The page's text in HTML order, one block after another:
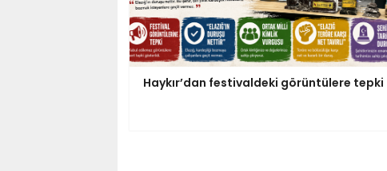
Haykır’dan festivaldeki görüntülere tepki